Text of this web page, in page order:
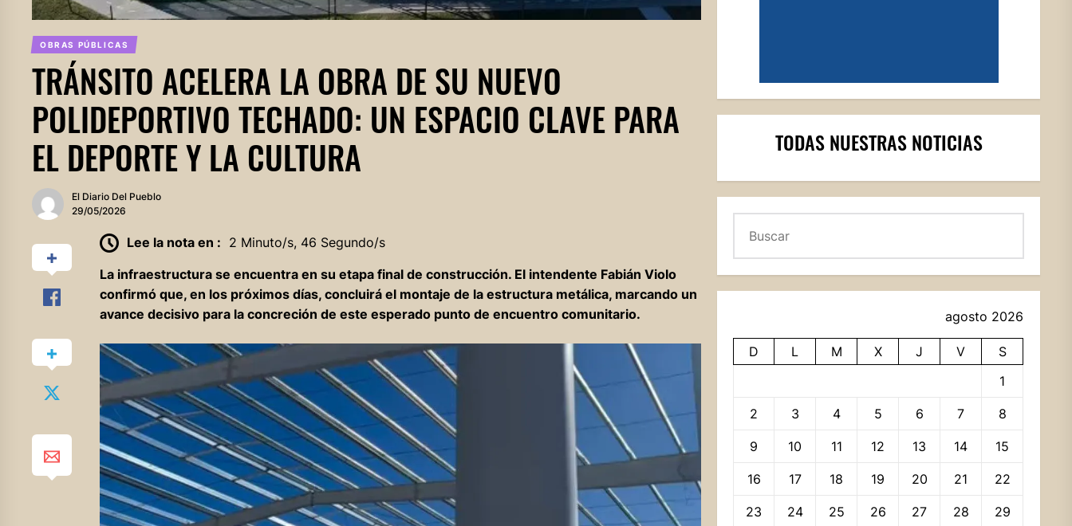
OBRAS PÚBLICAS
TRÁNSITO ACELERA LA OBRA DE SU NUEVO
POLIDEPORTIVO TECHADO: UN ESPACIO CLAVE PARA
EL DEPORTE Y LA CULTURA
El Diario Del Pueblo
29/05/2026
Lee la nota en : 2 Minuto/s, 46 Segundo/s
La infraestructura se encuentra en su etapa final de construcción. El intendente Fabián Violo
confirmó que, en los próximos días, concluirá el montaje de la estructura metálica, marcando un
avance decisivo para la concreción de este esperado punto de encuentro comunitario.
TODAS NUESTRAS NOTICIAS
agosto 2026
D L M X J V
S
1
2 3 4 5 6 7 8
9 10 11 12 13 14 15
16 17 18 19 20 21 22
23 24 25 26 27 28 29